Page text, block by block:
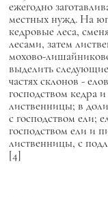
ежегодно
местных нужд. На
кедровые леса,
лесами, затем
мохово-
выделить
частях склонов -
господством кедра
лиственницы; в
с господством ели;
господством ели и
лиственницы, с
[4]